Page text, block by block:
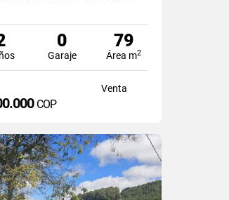
0
Garaje
79
Área m2
Venta
COP